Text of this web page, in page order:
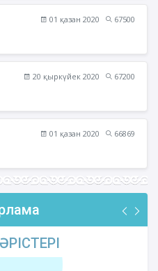
01 қазан 2020
67500
20 қыркүйек 2020
67200
01 қазан 2020
66869